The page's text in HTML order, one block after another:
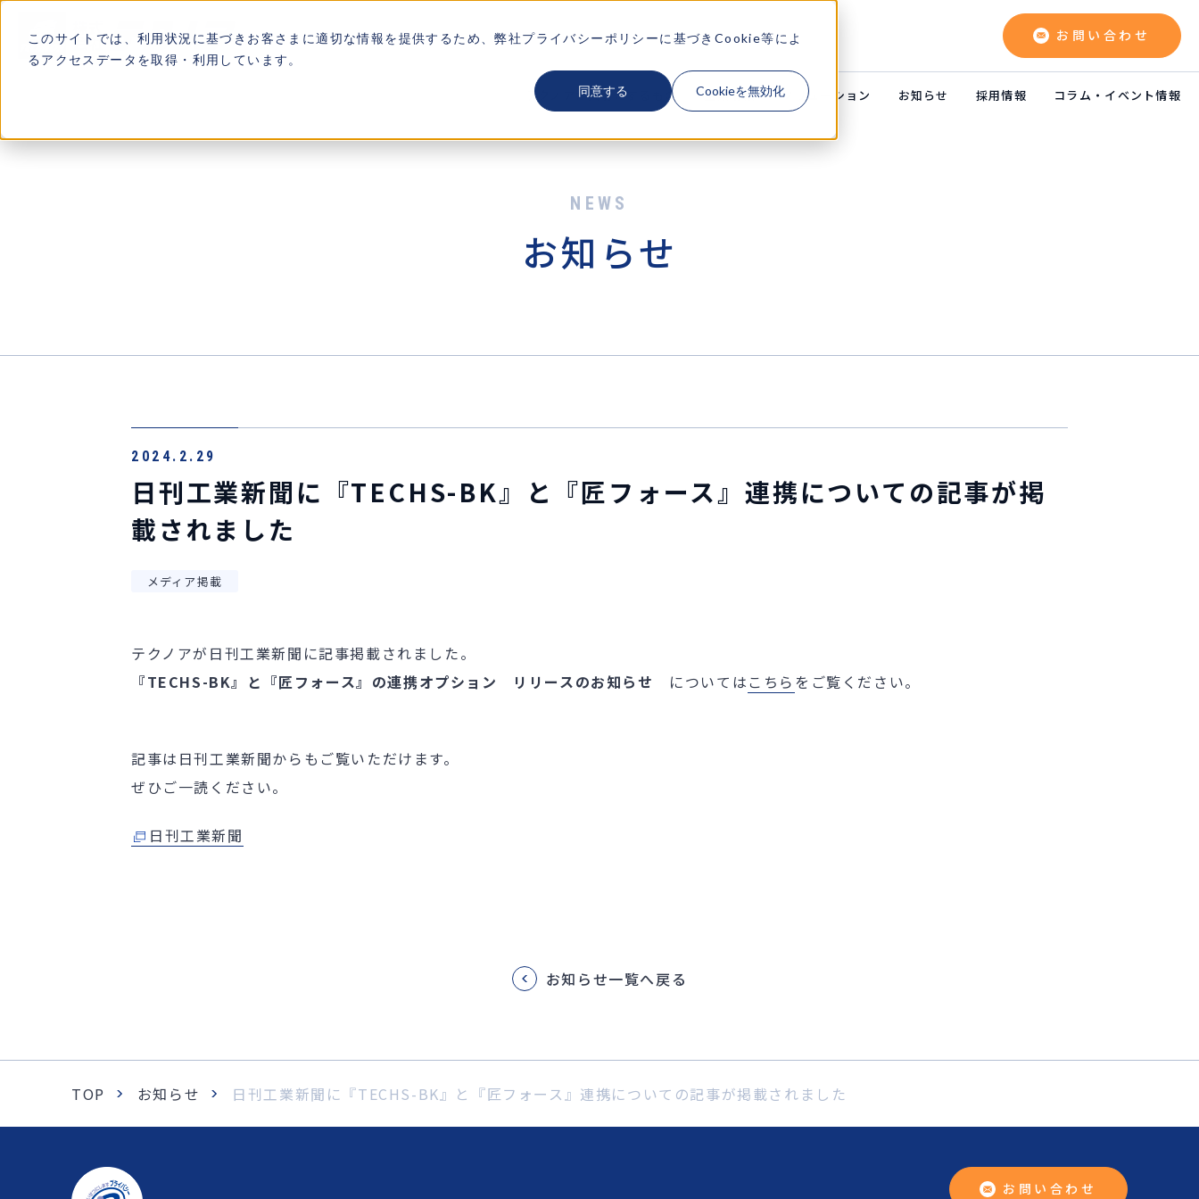
このサイトでは、利用状況に基づきお客さまに適切な情報を提供するため、弊社プライバシーポリシーに基づきCookie等によ
るアクセスデータを取得・利用しています。
同意する Cookieを無効化
テクノアが大切にするもの 企業情報 ソリューション お知らせ 採用情報 コラム・イベント情報
お問い合わせ
お知らせ
2024.2.29
日刊工業新聞に『TECHS-BK』と『匠フォース』連携についての記事が掲
載されました
メディア掲載
テクノアが日刊工業新聞に記事掲載されました。
『TECHS-BK』と『匠フォース』の連携オプション リリースのお知らせ
については こちら をご覧ください。
記事は 日刊工業新聞からもご覧いただけます。
ぜひご一読ください。
日刊工業新聞
お知らせ一覧へ戻る
TOP お知らせ 日刊工業新聞に『TECHS-BK』と『匠フォース』連携についての記事が掲載されました
お問い合わせ